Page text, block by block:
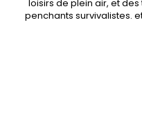
loisirs de plein air, et
penchants survivalistes.